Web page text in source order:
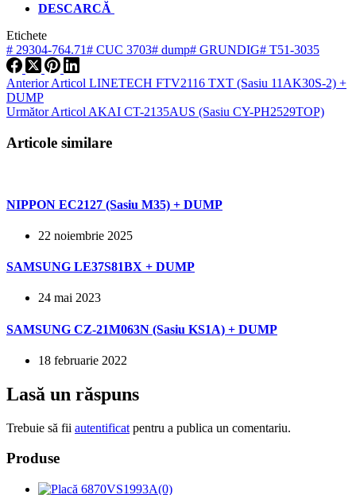
DESCARCĂ
Etichete
# 29304-764.71# CUC 3703# dump# GRUNDIG# T51-3035
AnteriorArticol LINETECH FTV2116 TXT (Sasiu 11AK30S-2) +
DUMP
UrmătorArticol AKAI CT-2135AUS (Sasiu CY-PH2529TOP)
Articole similare
NIPPON EC2127 (Sasiu M35) + DUMP
22 noiembrie 2025
SAMSUNG LE37S81BX + DUMP
24 mai 2023
SAMSUNG CZ-21M063N (Sasiu KS1A) + DUMP
18 februarie 2022
Lasă un răspuns
Trebuie să fii autentificat pentru a publica un comentariu.
Produse